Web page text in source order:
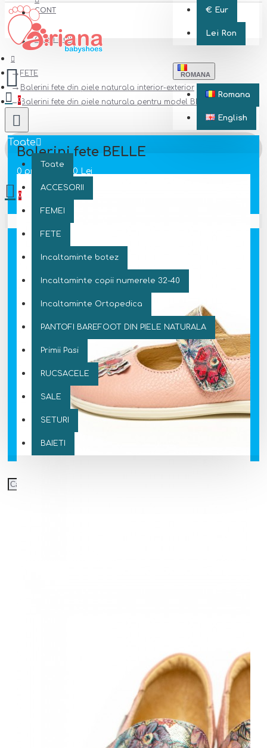
CONT
CONT NOU
€ Eur
Lei Ron
ROMANA
Romana
English
0
Toate
Toate
ACCESORII
FEMEI
FETE
Incaltaminte botez
Incaltaminte copii numerele 32-40
Incaltaminte Ortopedica
PANTOFI BAREFOOT DIN PIELE NATURALA
Primii Pasi
RUCSACELE
SALE
SETURI
BAIETI
0 produs(e) - 0 Lei
0
Coșul este gol!
FETE
Balerini fete din piele naturala interior-exterior
Balerini fete din piele naturala pentru model BELLE
Balerini fete BELLE